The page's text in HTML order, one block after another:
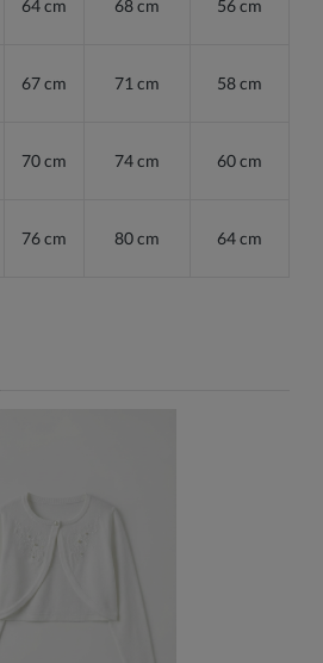
64 cm 68 cm 56 cm
67 cm 71 cm 58 cm
70 cm 74 cm 60 cm
76 cm 80 cm 64 cm